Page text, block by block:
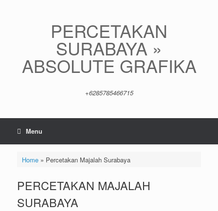
PERCETAKAN
SURABAYA »
ABSOLUTE GRAFIKA
+6285785466715
Menu
Home» Percetakan Majalah Surabaya
PERCETAKAN MAJALAH
SURABAYA